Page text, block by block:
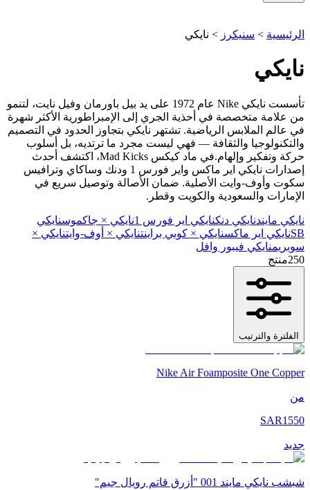
الرئيسية > سنيكرز > نايكي
نايكي
تأسست نايكي Nike عام 1972 على يد بيل باورمان وفيل نايت، لتنمو
من علامة متخصصة في أحذية الجري إلى الإمبراطورية الأكثر شهرة
في عالم الملابس الرياضية. تشتهر نايكي بتجاوز الحدود في التصميم
والتكنولوجيا والثقافة — فهي ليست مجرد ما ترتديه، بل أسلوب
حركة وتفكير وإلهام.في ماد كيكس Mad Kicks، اكتشف أحدث
إصدارات نايكي اير ماكس واير فورس 1 ودنك وساكاي وترافيس
سكوت وأوف-وايت الأصلية. ضمان الأصالة وتوصيل سريع في
الإمارات والسعودية والكويت وقطر.
نايكي مايندنايكي دنكنايكي اير فورس 1 نايكي × جاكموسنايكي
SBنايكي اير ماكسنايكي × كوبي براينتنايكي × أوف-وايتنايكي ×
سوبريمنايكي فيبور وافل
250منتج
الفلترة والترتيب
Nike Air Foamposite One Copper
من
SAR1550
جديد
شبشب نايكي مايند 001 "أزرق قاتم رويال جيم"